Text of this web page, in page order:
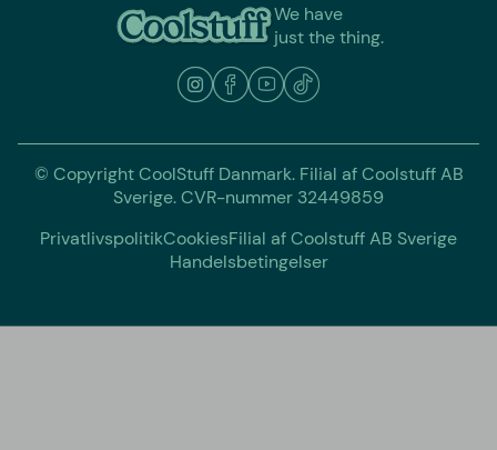
We have
just the thing.
© Copyright CoolStuff Danmark. Filial af Coolstuff AB
Sverige. CVR-nummer 32449859
PrivatlivspolitikCookiesFilial af Coolstuff AB Sverige
Handelsbetingelser